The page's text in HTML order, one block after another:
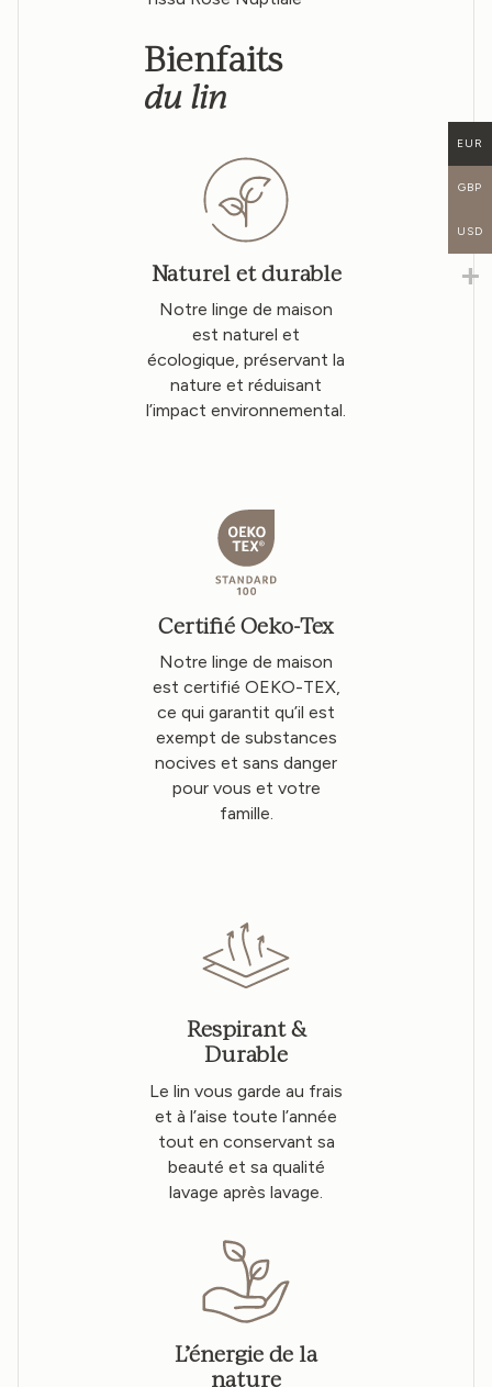
Bienfaits
du lin
Naturel et durable
Notre linge de maison
est naturel et
écologique, préservant la
nature et réduisant
l’impact environnemental.
Certifié Oeko-Tex
Notre linge de maison
est certifié OEKO-TEX,
ce qui garantit qu’il est
exempt de substances
nocives et sans danger
pour vous et votre
famille.
Respirant &
Durable
Le lin vous garde au frais
et à l’aise toute l’année
tout en conservant sa
beauté et sa qualité
lavage après lavage.
L’énergie de la
nature
EUR
GBP
USD